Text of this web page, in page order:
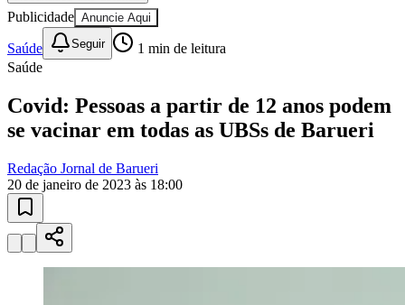
Resultados das Loterias
Publicidade Anuncie Aqui
Saúde Seguir
Covid: Pessoas a partir de 12 anos podem
Redação Jornal de Barueri
20 de janeiro de 2023 às 18:00